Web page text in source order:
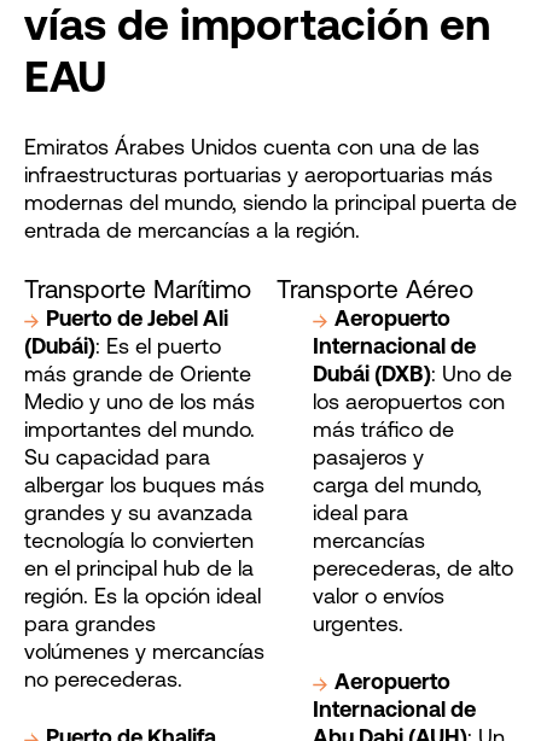
vías de importación en
EAU
Emiratos Árabes Unidos cuenta con una de las
infraestructuras portuarias y aeroportuarias más
modernas del mundo, siendo la principal puerta de
entrada de mercancías a la región.
Transporte Marítimo
Puerto de Jebel Ali
(Dubái): Es el puerto
más grande de Oriente
Medio y uno de los más
importantes del mundo.
Su capacidad para
albergar los buques más
grandes y su avanzada
tecnología lo convierten
en el principal hub de la
región. Es la opción ideal
para grandes
volúmenes y mercancías
no perecederas.
Transporte Aéreo
Aeropuerto
Internacional de
Dubái (DXB): Uno de
los aeropuertos con
más tráfico de
pasajeros y
carga del mundo,
ideal para
mercancías
perecederas, de alto
valor o envíos
urgentes.
Aeropuerto
Internacional de